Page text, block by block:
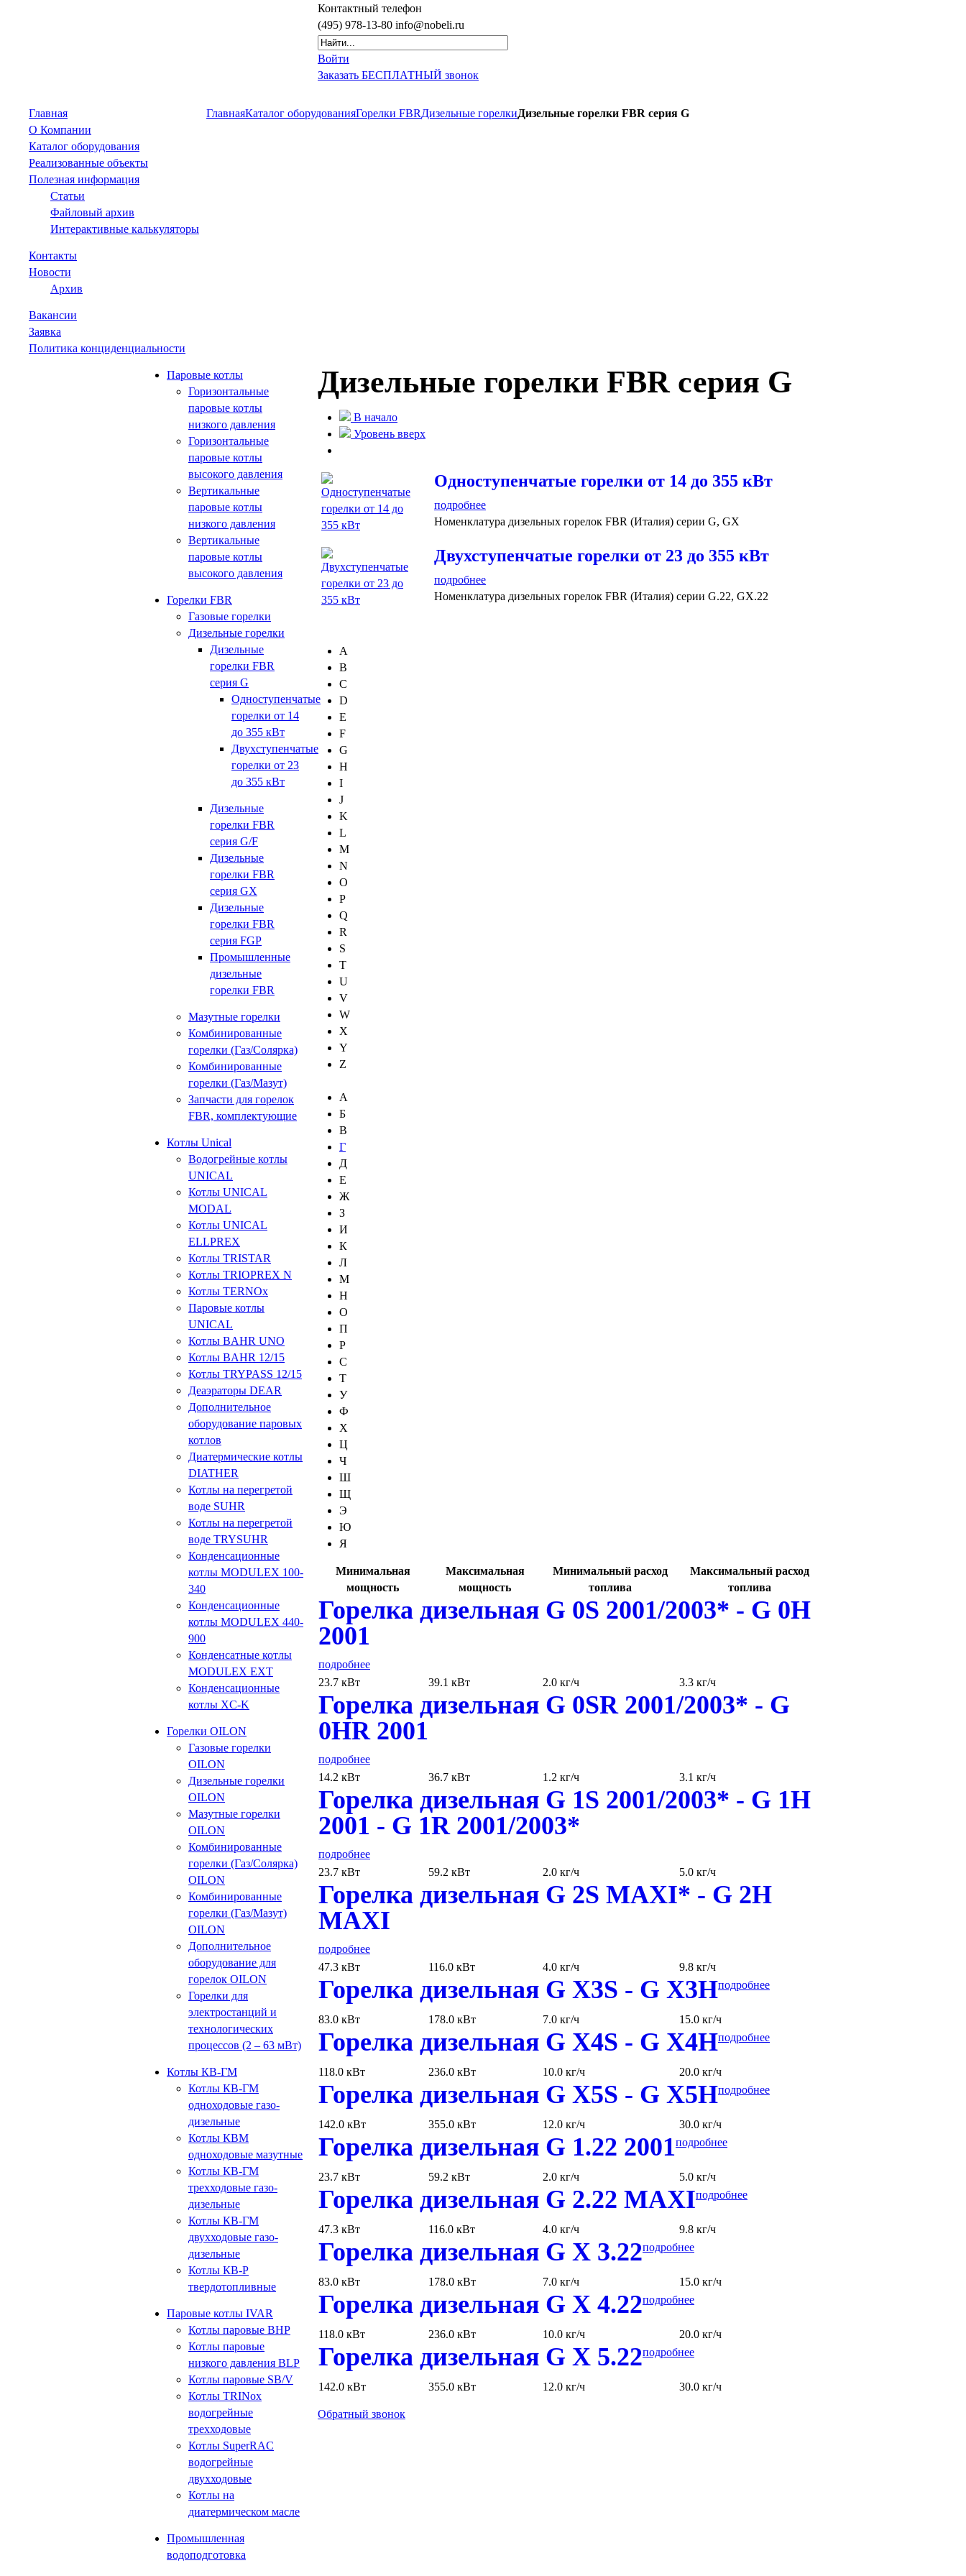
Контактный телефон
(495) 978-13-80 info@nobeli.ru
Войти
Заказать БЕСПЛАТНЫЙ звонок
Главная
О Компании
Каталог оборудования
Реализованные объекты
Полезная информация
Статьи
Файловый архив
Интерактивные калькуляторы
Контакты
Новости
Архив
Вакансии
Заявка
Политика конциденциальности
ГлавнаяКаталог оборудованияГорелки FBRДизельные горелкиДизельные горелки FBR серия G
Дизельные горелки FBR серия G
В начало
Уровень вверх
Одноступенчатые горелки от 14 до 355 кВт
подробнее
Номенклатура дизельных горелок FBR (Италия) серии G, GX
Двухступенчатые горелки от 23 до 355 кВт
подробнее
Номенклатура дизельных горелок FBR (Италия) серии G.22, GX.22
A
B
C
D
E
F
G
H
I
J
K
L
M
N
O
P
Q
R
S
T
U
V
W
X
Y
Z
А
Б
В
Г
Д
Е
Ж
З
И
К
Л
М
Н
О
П
Р
С
Т
У
Ф
Х
Ц
Ч
Ш
Щ
Э
Ю
Я
Минимальная
мощность
Максимальная
мощность
Минимальный расход
топлива
Максимальный расход
топлива
Горелка дизельная G 0S 2001/2003* - G 0H
2001
подробнее
23.7 кВт
39.1 кВт 2.0 кг/ч 3.3 кг/ч
Горелка дизельная G 0SR 2001/2003* - G
0HR 2001
подробнее
14.2 кВт
36.7 кВт 1.2 кг/ч 3.1 кг/ч
Горелка дизельная G 1S 2001/2003* - G 1H
2001 - G 1R 2001/2003*
подробнее
23.7 кВт
59.2 кВт 2.0 кг/ч 5.0 кг/ч
Горелка дизельная G 2S MAXI* - G 2H
MAXI
подробнее
47.3 кВт
116.0 кВт 4.0 кг/ч 9.8 кг/ч
Горелка дизельная G X3S - G X3Hподробнее
83.0 кВт 178.0 кВт 7.0 кг/ч 15.0 кг/ч
Горелка дизельная G X4S - G X4Hподробнее
118.0 кВт 236.0 кВт 10.0 кг/ч 20.0 кг/ч
Горелка дизельная G X5S - G X5Hподробнее
142.0 кВт 355.0 кВт 12.0 кг/ч 30.0 кг/ч
Горелка дизельная G 1.22 2001подробнее
23.7 кВт 59.2 кВт 2.0 кг/ч 5.0 кг/ч
Горелка дизельная G 2.22 MAXIподробнее
47.3 кВт 116.0 кВт 4.0 кг/ч 9.8 кг/ч
Горелка дизельная G X 3.22подробнее
83.0 кВт 178.0 кВт 7.0 кг/ч 15.0 кг/ч
Горелка дизельная G X 4.22подробнее
118.0 кВт 236.0 кВт 10.0 кг/ч 20.0 кг/ч
Горелка дизельная G X 5.22подробнее
142.0 кВт 355.0 кВт 12.0 кг/ч 30.0 кг/ч
Обратный звонок
Паровые котлы
Горизонтальные
паровые котлы
низкого давления
Горизонтальные
паровые котлы
высокого давления
Вертикальные
паровые котлы
низкого давления
Вертикальные
паровые котлы
высокого давления
Горелки FBR
Газовые горелки
Дизельные горелки
Дизельные
горелки FBR
серия G
Одноступенчатые
горелки от 14
до 355 кВт
Двухступенчатые
горелки от 23
до 355 кВт
Дизельные
горелки FBR
серия G/F
Дизельные
горелки FBR
серия GX
Дизельные
горелки FBR
серия FGP
Промышленные
дизельные
горелки FBR
Мазутные горелки
Комбинированные
горелки (Газ/Солярка)
Комбинированные
горелки (Газ/Мазут)
Запчасти для горелок
FBR, комплектующие
Котлы Unical
Водогрейные котлы
UNICAL
Котлы UNICAL
MODAL
Котлы UNICAL
ELLPREX
Котлы TRISTAR
Котлы TRIOPREX N
Котлы TERNOx
Паровые котлы
UNICAL
Котлы BAHR UNO
Котлы BAHR 12/15
Котлы TRYPASS 12/15
Деаэраторы DEAR
Дополнительное
оборудование паровых
котлов
Диатермические котлы
DIATHER
Котлы на перегретой
воде SUHR
Котлы на перегретой
воде TRYSUHR
Конденсационные
котлы MODULEX 100-
340
Конденсационные
котлы MODULEX 440-
900
Конденсатные котлы
MODULEX EXT
Конденсационные
котлы XC-K
Горелки OILON
Газовые горелки
OILON
Дизельные горелки
OILON
Мазутные горелки
OILON
Комбинированные
горелки (Газ/Солярка)
OILON
Комбинированные
горелки (Газ/Мазут)
OILON
Дополнительное
оборудование для
горелок OILON
Горелки для
электростанций и
технологических
процессов (2 – 63 мВт)
Котлы КВ-ГМ
Котлы КВ-ГМ
одноходовые газо-
дизельные
Котлы КВМ
одноходовые мазутные
Котлы КВ-ГМ
трехходовые газо-
дизельные
Котлы КВ-ГМ
двухходовые газо-
дизельные
Котлы КВ-Р
твердотопливные
Паровые котлы IVAR
Котлы паровые BHP
Котлы паровые
низкого давления BLP
Котлы паровые SB/V
Котлы TRINox
водогрейные
трехходовые
Котлы SuperRAC
водогрейные
двухходовые
Котлы на
диатермическом масле
Промышленная
водоподготовка